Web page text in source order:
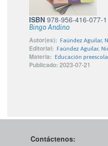
ISBN 978-956-416-077-1
Bingo Andino
Autor(es): Faúndez Aguilar,
Editorial: Faúndez Aguilar,
Materia: Educación
Publicado: 2023-07-21
Contáctenos: